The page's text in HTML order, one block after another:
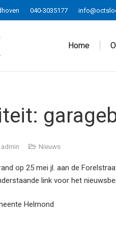
040-3035177
Home
admin Nieuws
op 25 mei jl. aan de
link voor het
Helmond